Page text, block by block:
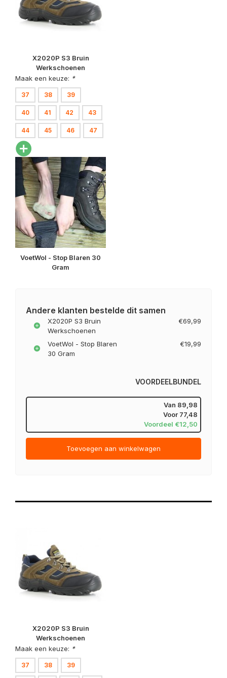
X2020P S3 Bruin
Werkschoenen
Maak een keuze: *
37 38 39
40 41 42 43
44 45 46 47
VoetWol - Stop Blaren 30
Gram
Andere klanten bestelde dit samen
X2020P S3 Bruin
Werkschoenen
€69,99
VoetWol - Stop Blaren
30 Gram
€19,99
VOORDEELBUNDEL
Van 89,98
Voor 77,48
Voordeel €12,50
Toevoegen aan winkelwagen
X2020P S3 Bruin
Werkschoenen
Maak een keuze: *
37 38 39